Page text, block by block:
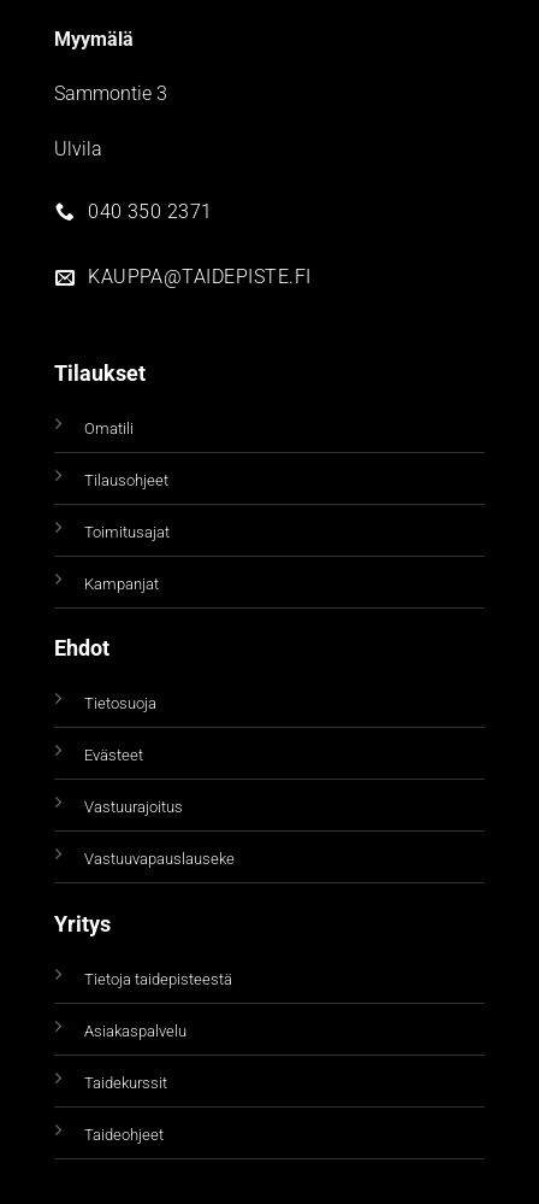
Myymälä
Sammontie 3
Ulvila
040 350 2371
KAUPPA@TAIDEPISTE.FI
Tilaukset
Omatili
Tilausohjeet
Toimitusajat
Kampanjat
Ehdot
Tietosuoja
Evästeet
Vastuurajoitus
Vastuuvapauslauseke
Yritys
Tietoja taidepisteestä
Asiakaspalvelu
Taidekurssit
Taideohjeet